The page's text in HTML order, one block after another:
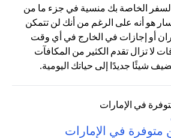
السفر الخاصة بك منسية في جزء ما من
هو أنه على الرغم من أنك لن تتمكن
أو إجازات في الخارج في أي وقت
لا تزال تقدم الكثير من المكافآت
شيئًا جديدًا إلى حياتك اليومية.